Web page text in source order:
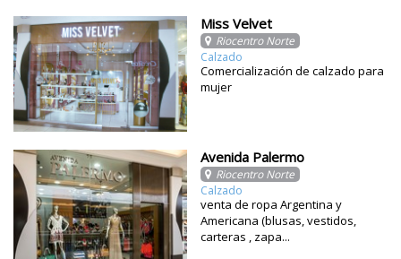
Miss Velvet
Riocentro Norte
Calzado
Comercialización de calzado para
mujer
Avenida Palermo
Riocentro Norte
Calzado
venta de ropa Argentina y
Americana (blusas, vestidos,
carteras , zapa...